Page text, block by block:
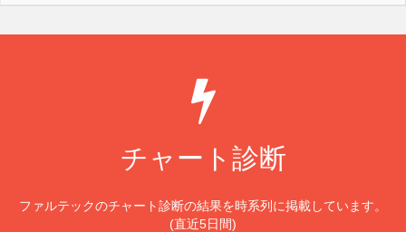
チャート診断
ファルテックのチャート診断の結果を時系列に掲載しています。
(直近5日間)